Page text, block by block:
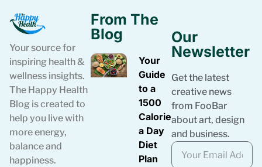
Your source for
inspiring health &
wellness insights.
The Happy Health
Blog is created to
help you live with
more energy,
balance and
happiness.
From The
Blog
Your
Guide
to a
1500
Calories
a Day
Diet
Plan
Our
Newsletter
Get the latest
creative news
from FooBar
about art, design
and business.